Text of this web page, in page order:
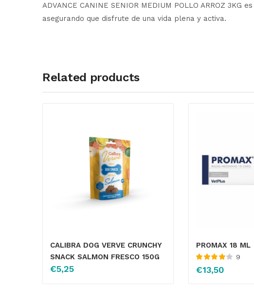
ADVANCE CANINE SENIOR MEDIUM POLLO ARROZ
asegurando que disfrute de una vida plena y activa.
Related products
CALIBRA DOG VERVE CRUNCHY
SNACK SALMON FRESCO 150G
€5,25
PROMAX 18 ML
con4.13de
9
€13,50